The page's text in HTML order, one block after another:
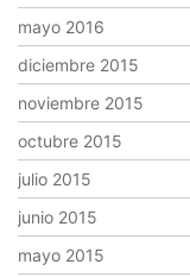
mayo 2016
diciembre 2015
noviembre 2015
octubre 2015
julio 2015
junio 2015
mayo 2015